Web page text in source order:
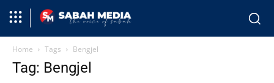
Home Tags Bengjel
Tag: Bengjel